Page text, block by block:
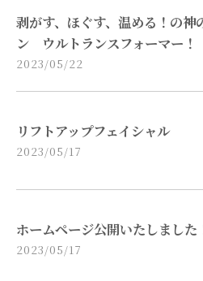
剥がす、ほぐす、温める！の神
ン ウルトランスフォーマー！
2023/05/22
リフトアップフェイシャル
2023/05/17
ホームページ公開いたしました
2023/05/17